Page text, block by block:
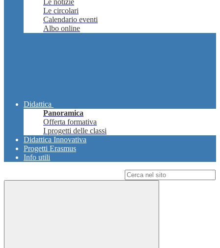
Le notizie
Le circolari
Calendario eventi
Albo online
Didattica
Panoramica
Offerta formativa
I progetti delle classi
Didattica Innovativa
Progetti Erasmus
Info utili